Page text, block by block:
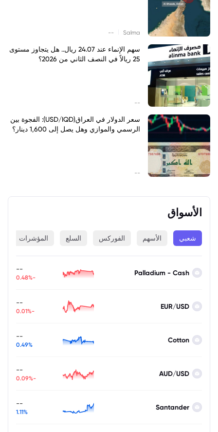
Salma
--
سهم الإنماء عند 24.07 ريال.. هل يتجاوز مستوى
25 ريالاً في النصف الثاني من 2026؟
--
سعر الدولار في العراق(USD/IQD): الفجوة بين
الرسمي والموازي وهل يصل إلى 1,600 دينار؟
--
الأسواق
شعبي الأسهم الفوركس السلع المؤشرات
Palladium - Cash
--
-0.48%
EUR/USD
--
-0.01%
Cotton
--
0.49%
AUD/USD
--
-0.09%
Santander
--
1.11%